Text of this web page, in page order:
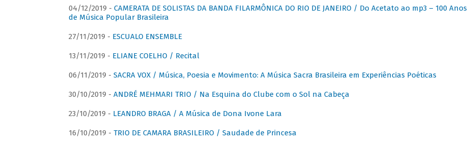
04/12/2019 - CAMERATA DE SOLISTAS DA BANDA FILARMÔNICA DO RIO DE JANEIRO / Do Acetato ao mp3 – 100 Anos
de Música Popular Brasileira
27/11/2019 - ESCUALO ENSEMBLE
13/11/2019 - ELIANE COELHO / Recital
06/11/2019 - SACRA VOX / Música, Poesia e Movimento: A Música Sacra Brasileira em Experiências Poéticas
30/10/2019 - ANDRÉ MEHMARI TRIO / Na Esquina do Clube com o Sol na Cabeça
23/10/2019 - LEANDRO BRAGA / A Música de Dona Ivone Lara
16/10/2019 - TRIO DE CAMARA BRASILEIRO / Saudade de Princesa